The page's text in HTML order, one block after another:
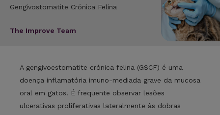
Gengivostomatite Crónica Felina
The Improve Team
A gengivoestomatite crónica felina (GSCF) é uma
doença inflamatória imuno-mediada grave da mucosa
oral em gatos. É frequente observar lesões
ulcerativas proliferativas lateralmente às dobras